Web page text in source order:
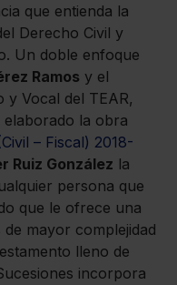
que entienda la
Derecho Civil y
Un doble enfoque
Ramos y el
y Vocal del TEAR,
elaborado la obra
– Fiscal) 2018-
Ruiz González la
persona que
que le ofrece una
mayor complejidad
lleno de
incorpora